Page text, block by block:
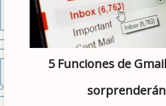
5 Funciones de Gmail que te
sorprenderán